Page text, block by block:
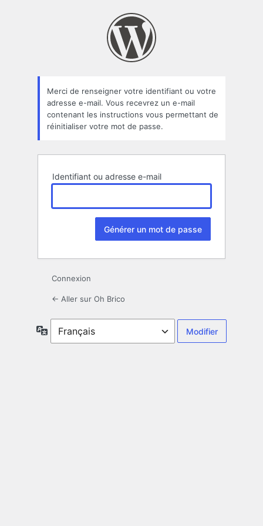
oublié
Merci de renseigner votre identifiant ou votre
adresse e-mail. Vous recevrez un e-mail
contenant les instructions vous permettant de
réinitialiser votre mot de passe.
Identifiant ou adresse e-mail
Connexion
← Aller sur Oh Brico
Langue